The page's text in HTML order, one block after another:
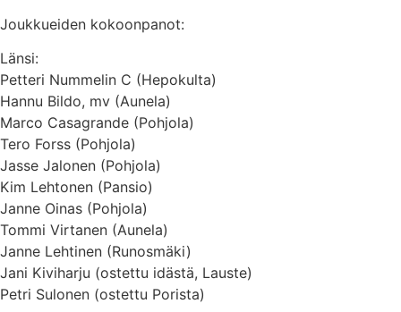
Joukkueiden kokoonpanot:
Länsi:
Petteri Nummelin C (Hepokulta)
Hannu Bildo, mv (Aunela)
Marco Casagrande (Pohjola)
Tero Forss (Pohjola)
Jasse Jalonen (Pohjola)
Kim Lehtonen (Pansio)
Janne Oinas (Pohjola)
Tommi Virtanen (Aunela)
Janne Lehtinen (Runosmäki)
Jani Kiviharju (ostettu idästä, Lauste)
Petri Sulonen (ostettu Porista)